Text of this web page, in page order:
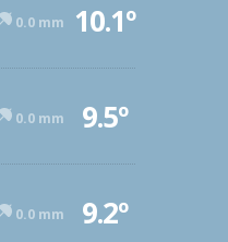
0.0 mm 10.1º
0.0 mm 9.5º
0.0 mm 9.2º